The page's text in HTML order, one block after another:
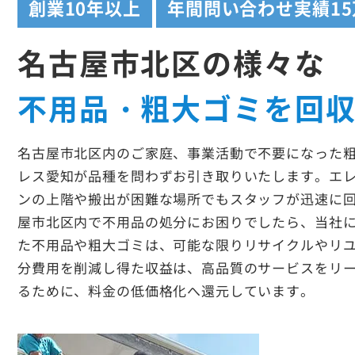
創業10年以上 年間問い合わせ実績
名古屋市北区の様々な
不用品・粗大ゴミを回
名古屋市北区内のご家庭、事業活動で不要になった
レス愛知が品種を問わずお引き取りいたします。エ
ンの上階や搬出が困難な場所でもスタッフが迅速に
屋市北区内で不用品の処分にお困りでしたら、当社
た不用品や粗大ゴミは、可能な限りリサイクルやリ
分費用を削減し得た収益は、高品質のサービスをリ
るために、料金の低価格化へ還元しています。